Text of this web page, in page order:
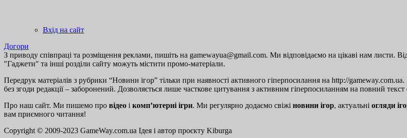
Вхід на сайт
Догори
З приводу співпраці та розміщення реклами, пишіть на gamewayua@gmail.com. Ми відповідаємо на цікаві нам листи.
"Гаджети" та інші розділи сайту можуть містити промо-матеріали.
Передрук матеріалів з рубрики “Новини ігор” тільки при наявності активного гіперпосилання на http://
без згоди редакції – заборонений. Дозволяється лише часткове цитування з активним гіперпосиланням на повний текст
Про наш сайт. Ми пишемо про відео і комп’ютерні ігри. Ми регулярно додаємо свіжі новини ігор, актуальні огляди
вам приємного читання!
Copyright © 2009-2023 GameWay.com.ua Ідея і автор проєкту Kiburga